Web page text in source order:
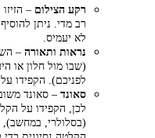
רקע הצילום –
רב מדי. ניתן
לא יעמיס.
נראות ותאורה –
(שבו מול חלון או
לפניכם). הקפידו
סאונד – סאונד
לכן, הקפידו על
(בסלולרי, במחשב),